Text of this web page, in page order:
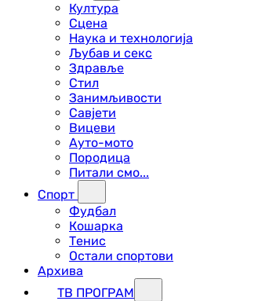
Култура
Сцена
Наука и технологија
Љубав и секс
Здравље
Стил
Занимљивости
Савјети
Вицеви
Ауто-мото
Породица
Питали смо...
Спорт
Фудбал
Кошарка
Тенис
Остали спортови
Архива
ТВ ПРОГРАМ